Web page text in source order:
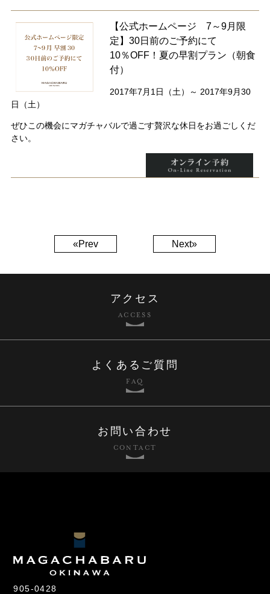
【公式ホームページ 7～9月限
定】30日前のご予約にて
10％OFF！夏の早割プラン（朝食
付）
2017年7月1日（土）～ 2017年9月30
日（土）
ぜひこの機会にマガチャバルで過ごす贅沢な休日をお過ごしくだ
さい。
«Prev Next»
アクセス
ACCESS
よくあるご質問
FAQ
お問い合わせ
CONTACT
905-0428